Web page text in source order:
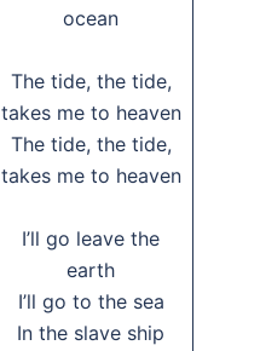
ocean
The tide, the tide,
takes me to heaven
The tide, the tide,
takes me to heaven
I’ll go leave the
earth
I’ll go to the sea
In the slave ship